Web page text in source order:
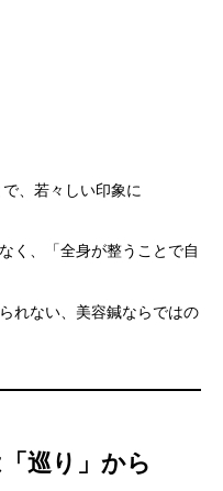
、若々しい印象に
く、「全身が整うことで自
れない、美容鍼ならではの
巡り」から